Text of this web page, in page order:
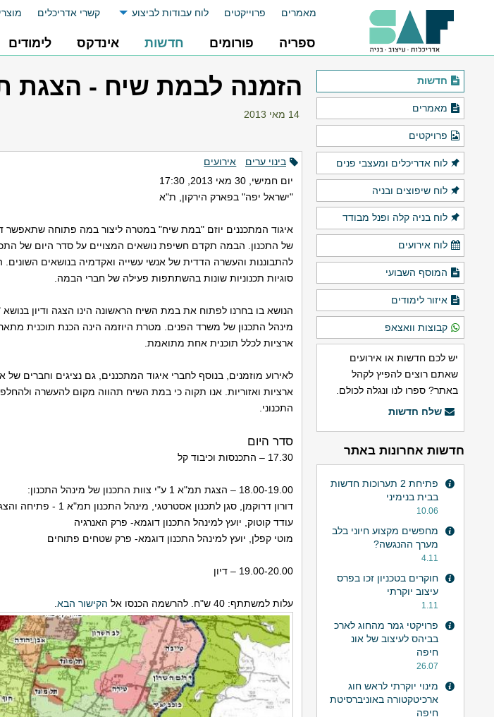
מאמרים פרוייקטים לוח עבודות לביצוע קשרי אדריכלים
ספריה פורומים חדשות אינדקס לימודים
הזמנה לבמת שיח - הצגת
14 מאי 2013
בינוי ערים
אירועים
יום חמישי, 30 מאי 2013, 17:30
"ישראל יפה" בפארק הירקון, ת"א
איגוד המתכננים יוזם "במת שיח" במטרה ליצור במה פתוחה שתאפשר
של התכנון. הבמה תקדם חשיפת נושאים המצויים על סדר היום של
להתבוננות והעשרה הדדית של אנשי עשייה ואקדמיה בנושאים
סוגיות תכנוניות שונות בהשתתפות פעילה של חברי הבמה.
מינהל התכנון של משרד הפנים. מטרת היוזמה הינה הכנת תוכנית
ארציות לכלל תוכנית אחת מתואמת.
לאירוע מוזמנים, בנוסף לחברי איגוד המתכננים, גם נציגים וחברים של
ארציות ואזוריות. אנו תקוה כי במת השיח תהווה מקום להעשרה
התכנוני.
סדר היום
17.30 – התכנסות וכיבוד קל
18.00-19.00 – הצגת תמ"א 1 ע"י צוות התכנון של מינהל התכנון:
דורון דרוקמן, סגן לתכנון אסטרטגי, מינהל התכנון תמ"א 1 - פתיחה והצגה הכוללת
עודד קוטוק, יועץ למינהל התכנון דוגמא- פרק האנרגיה
מוטי קפלן, יועץ למינהל התכנון דוגמא- פרק שטחים פתוחים
19.00-20.00 – דיון
עלות למשתתף: 40 ש"ח. להרשמה הכנסו אל הקישור הבא.
חדשות
מאמרים
פרויקטים
לוח אדריכלים ומעצבי פנים
לוח שיפוצים ובניה
לוח בניה קלה ופנל מבודד
לוח אירועים
המוסף השבועי
איזור לימודים
קבוצות וואצאפ
יש לכם חדשות או אירועים
שאתם רוצים להפיץ לקהל
באתר? ספרו לנו ונגלה לכולם.
שלח חדשות
חדשות אחרונות באתר
פתיחת 2 תערוכות חדשות
בבית בנימיני
10.06
מחפשים מקצוע חיוני בלב
מערך ההנגשה?
4.11
חוקרים בטכניון זכו בפרס
עיצוב יוקרתי
1.11
פרויקטי גמר מהחוג לארכ
בביהס לעיצוב של אונ
חיפה
26.07
מינוי יוקרתי לראש חוג
ארכיטקטורה באוניברסיטת
חיפה